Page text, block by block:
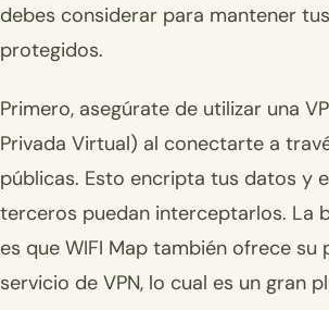
debes considerar para mantener
protegidos.
Primero, asegúrate de utilizar una
Privada Virtual) al conectarte a
públicas. Esto encripta tus datos y
terceros puedan interceptarlos. La
es que WIFI Map también ofrece su
servicio de VPN, lo cual es un gran